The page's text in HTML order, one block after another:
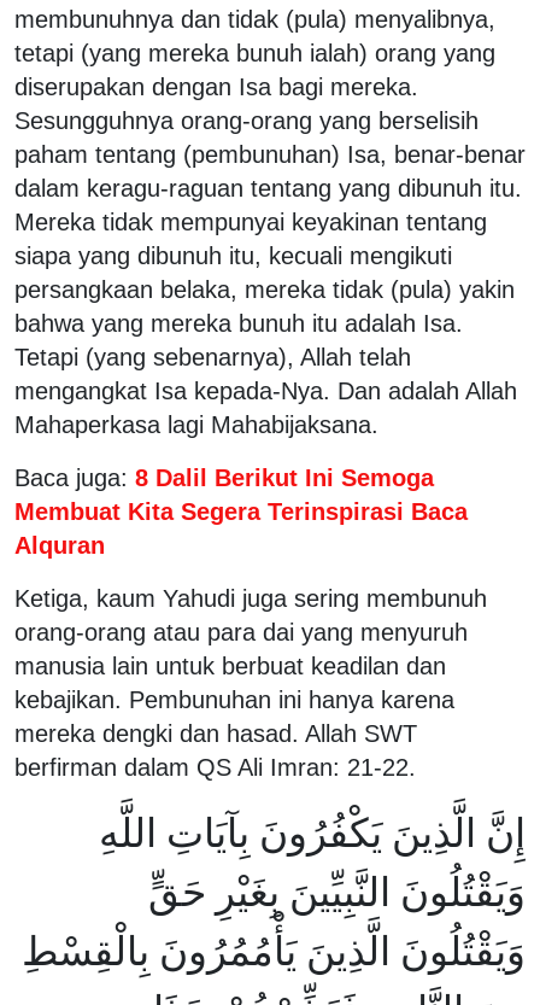
membunuhnya dan tidak (pula) menyalibnya,
tetapi (yang mereka bunuh ialah) orang yang
diserupakan dengan Isa bagi mereka.
Sesungguhnya orang-orang yang berselisih
paham tentang (pembunuhan) Isa, benar-benar
dalam keragu-raguan tentang yang dibunuh itu.
Mereka tidak mempunyai keyakinan tentang
siapa yang dibunuh itu, kecuali mengikuti
persangkaan belaka, mereka tidak (pula) yakin
bahwa yang mereka bunuh itu adalah Isa.
Tetapi (yang sebenarnya), Allah telah
mengangkat Isa kepada-Nya. Dan adalah Allah
Mahaperkasa lagi Mahabijaksana.
Baca juga: 8 Dalil Berikut Ini Semoga
Membuat Kita Segera Terinspirasi Baca
Alquran
Ketiga, kaum Yahudi juga sering membunuh
orang-orang atau para dai yang menyuruh
manusia lain untuk berbuat keadilan dan
kebajikan. Pembunuhan ini hanya karena
mereka dengki dan hasad. Allah SWT
berfirman dalam QS Ali Imran: 21-22.
إِنَّ الَّذِينَ يَكْفُرُونَ بِآيَاتِ اللَّهِ
وَيَقْتُلُونَ النَّبِيِّينَ بِغَيْرِ حَقٍّ
وَيَقْتُلُونَ الَّذِينَ يَأْمُمُرُونَ بِالْقِسْطِ